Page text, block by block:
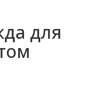
для